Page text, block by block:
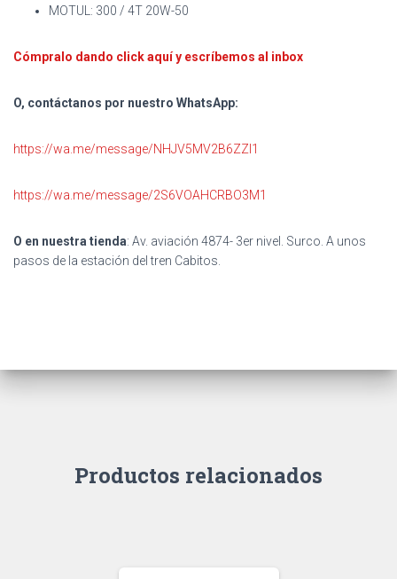
MOTUL: 300 / 4T 20W-50
Cómpralo dando click aquí y escríbemos al inbox
O, contáctanos por nuestro WhatsApp:
https://wa.me/message/NHJV5MV2B6ZZI1
https://wa.me/message/2S6VOAHCRBO3M1
O en nuestra tienda: Av. aviación 4874- 3er nivel. Surco. A unos
pasos de la estación del tren Cabitos.
Productos relacionados